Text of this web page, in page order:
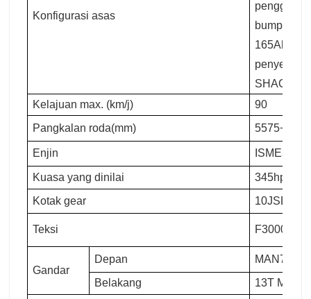
Konfigurasi asas
bumper
165Ah
Kelajuan max. (km/j)
90
Pangkalan roda(mm)
5575+1400
Enjin ISME345
Kuasa yang dinilai
345hp
Kotak gear
10JSD180
Teksi F3000
Gandar
Depan
MAN7.5T
Belakang
13T MAN